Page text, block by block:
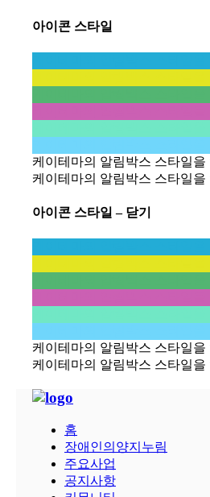
아이콘 스타일
케이테마의 알림박스 스타일을
케이테마의 알림박스 스타일을
아이콘 스타일 – 닫기
케이테마의 알림박스 스타일을
케이테마의 알림박스 스타일을
홈
장애인의양지누림
주요사업
공지사항